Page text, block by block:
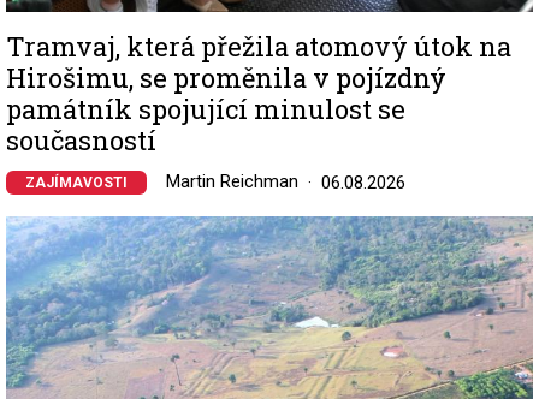
Tramvaj, která přežila atomový útok na
Hirošimu, se proměnila v pojízdný
památník spojující minulost se
současností
ZAJÍMAVOSTI Martin Reichman 06.08.2026
Image